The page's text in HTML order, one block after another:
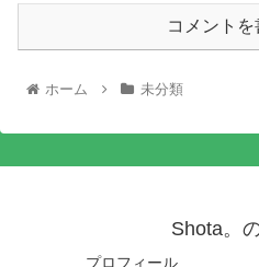
コメント
ホーム 未分類
Shota。
プロフィール